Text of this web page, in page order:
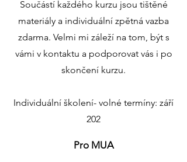
Součástí každého kurzu jsou tištěné
materiály a individuální zpětná vazba
zdarma. Velmi mi záleží na tom, být s
vámi v kontaktu a podporovat vás i po
skončení kurzu.
Individuální školení- volné termíny: září
202
Pro MUA